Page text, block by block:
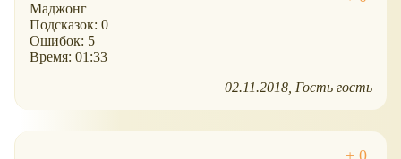
Маджонг
Подсказок: 0
Ошибок: 5
Время: 01:33
02.11.2018 Гость гость